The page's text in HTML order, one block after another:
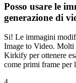
Posso usare le
generazione di
Si! Le immagini
Image to Video.
Kirkify per ottenere
come primi frame per